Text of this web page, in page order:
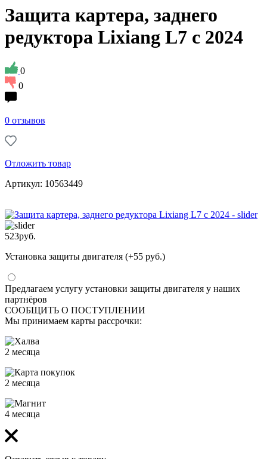
Защита картера, заднего
редуктора Lixiang L7 с 2024
0
0
0 отзывов
Отложить товар
Артикул: 10563449
523руб.
Установка защиты двигателя (+55 руб.)
Предлагаем услугу установки защиты двигателя у наших
партнёров
СООБЩИТЬ О ПОСТУПЛЕНИИ
Мы принимаем карты рассрочки:
2 месяца
2 месяца
4 месяца